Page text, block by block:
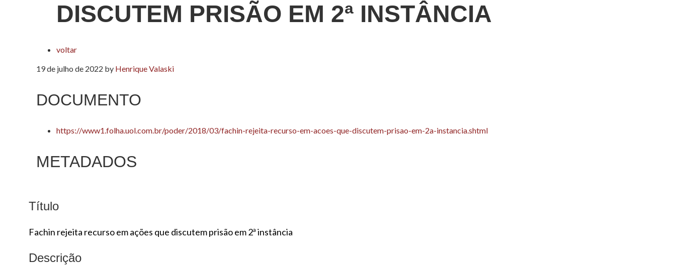
DISCUTEM PRISÃO EM 2ª INSTÂNCIA
voltar
19 de julho de 2022 by Henrique Valaski
DOCUMENTO
https://www1.folha.uol.com.br/poder/2018/03/fachin-rejeita-recurso-em-acoes-que-discutem-prisao-em-2a-instancia.shtml
METADADOS
Título
Fachin rejeita recurso em ações que discutem prisão em 2ª instância
Descrição